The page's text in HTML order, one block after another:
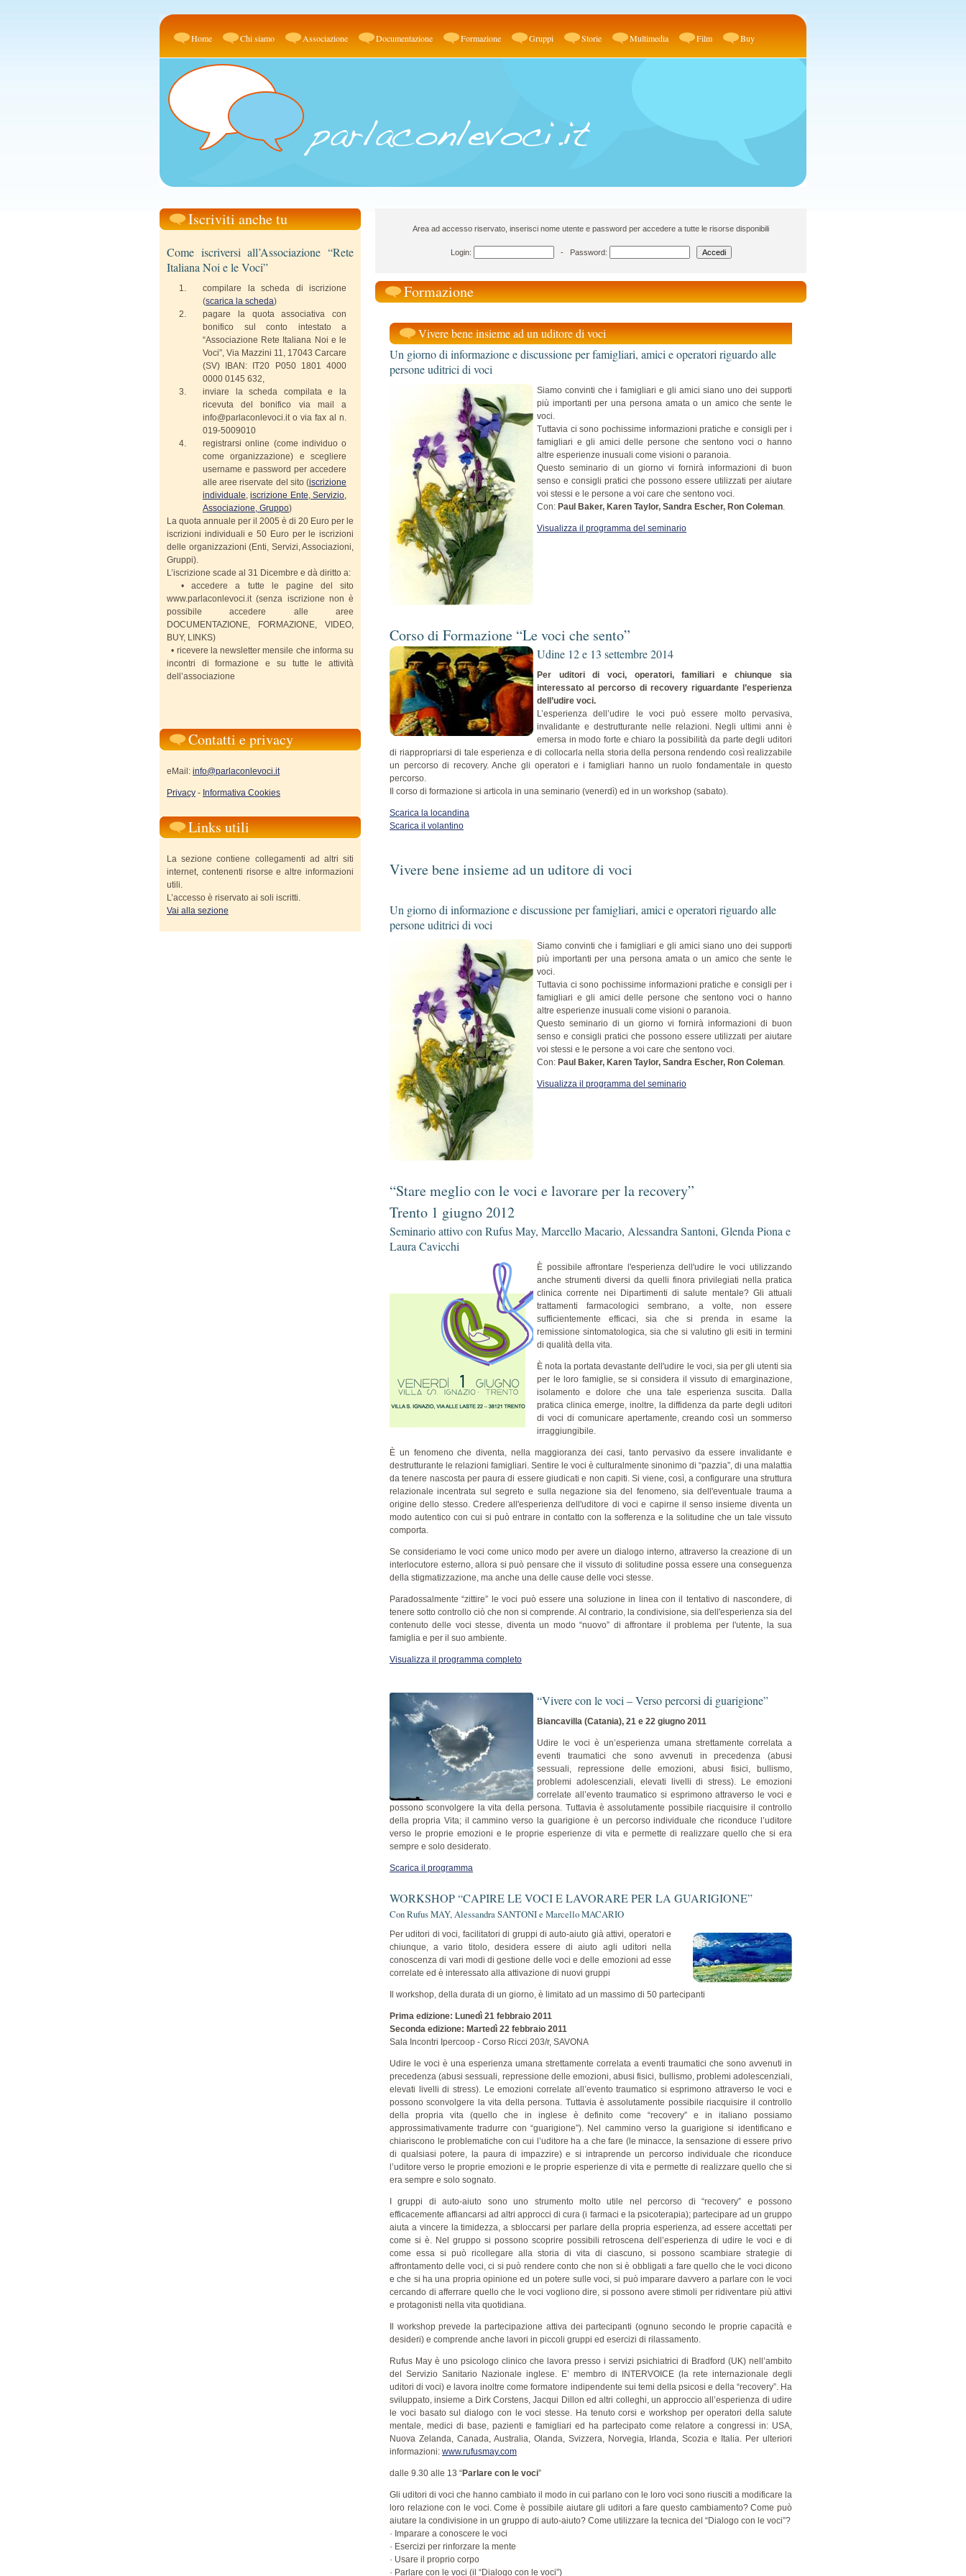
Home Chi siamo Associazione Documentazione Formazione Gruppi Storie Multimedia Film Buy
Area ad accesso riservato, inserisci nome utente e password per accedere a tutte le risorse disponibili
Login: - Password:
Formazione
Vivere bene insieme ad un uditore di voci
Un giorno di informazione e discussione per famigliari, amici e operatori riguardo alle
persone uditrici di voci
Siamo convinti che i famigliari e gli amici siano uno dei supporti
più importanti per una persona amata o un amico che sente le
voci.
Tuttavia ci sono pochissime informazioni pratiche e consigli per i
famigliari e gli amici delle persone che sentono voci o hanno
altre esperienze inusuali come visioni o paranoia.
Questo seminario di un giorno vi fornirà informazioni di buon
senso e consigli pratici che possono essere utilizzati per aiutare
voi stessi e le persone a voi care che sentono voci.
Con: Paul Baker, Karen Taylor, Sandra Escher, Ron Coleman.
Visualizza il programma del seminario
Corso di Formazione “Le voci che sento”
Udine 12 e 13 settembre 2014
Per uditori di voci, operatori, familiari e chiunque sia
interessato al percorso di recovery riguardante l’esperienza
dell’udire voci.
L’esperienza dell’udire le voci può essere molto pervasiva,
invalidante e destrutturante nelle relazioni. Negli ultimi anni è
emersa in modo forte e chiaro la possibilità da parte degli uditori
di riappropriarsi di tale esperienza e di collocarla nella storia della persona rendendo così realizzabile
un percorso di recovery. Anche gli operatori e i famigliari hanno un ruolo fondamentale in questo
percorso.
Il corso di formazione si articola in una seminario (venerdì) ed in un workshop (sabato).
Scarica la locandina
Scarica il volantino
Vivere bene insieme ad un uditore di voci
Un giorno di informazione e discussione per famigliari, amici e operatori riguardo alle
persone uditrici di voci
Siamo convinti che i famigliari e gli amici siano uno dei supporti
più importanti per una persona amata o un amico che sente le
voci.
Tuttavia ci sono pochissime informazioni pratiche e consigli per i
famigliari e gli amici delle persone che sentono voci o hanno
altre esperienze inusuali come visioni o paranoia.
Questo seminario di un giorno vi fornirà informazioni di buon
senso e consigli pratici che possono essere utilizzati per aiutare
voi stessi e le persone a voi care che sentono voci.
Con: Paul Baker, Karen Taylor, Sandra Escher, Ron Coleman.
Visualizza il programma del seminario
“Stare meglio con le voci e lavorare per la recovery”
Trento 1 giugno 2012
Seminario attivo con Rufus May, Marcello Macario, Alessandra Santoni, Glenda Piona e
Laura Cavicchi
È possibile affrontare l'esperienza dell'udire le voci utilizzando
anche strumenti diversi da quelli finora privilegiati nella pratica
clinica corrente nei Dipartimenti di salute mentale? Gli attuali
trattamenti farmacologici sembrano, a volte, non essere
sufficientemente efficaci, sia che si prenda in esame la
remissione sintomatologica, sia che si valutino gli esiti in termini
di qualità della vita.
È nota la portata devastante dell'udire le voci, sia per gli utenti sia
per le loro famiglie, se si considera il vissuto di emarginazione,
isolamento e dolore che una tale esperienza suscita. Dalla
pratica clinica emerge, inoltre, la diffidenza da parte degli uditori
di voci di comunicare apertamente, creando così un sommerso
irraggiungibile.
È un fenomeno che diventa, nella maggioranza dei casi, tanto pervasivo da essere invalidante e
destrutturante le relazioni famigliari. Sentire le voci è culturalmente sinonimo di “pazzia”, di una malattia
da tenere nascosta per paura di essere giudicati e non capiti. Si viene, così, a configurare una struttura
relazionale incentrata sul segreto e sulla negazione sia del fenomeno, sia dell'eventuale trauma a
origine dello stesso. Credere all'esperienza dell'uditore di voci e capirne il senso insieme diventa un
modo autentico con cui si può entrare in contatto con la sofferenza e la solitudine che un tale vissuto
comporta.
Se consideriamo le voci come unico modo per avere un dialogo interno, attraverso la creazione di un
interlocutore esterno, allora si può pensare che il vissuto di solitudine possa essere una conseguenza
della stigmatizzazione, ma anche una delle cause delle voci stesse.
Paradossalmente “zittire” le voci può essere una soluzione in linea con il tentativo di nascondere, di
tenere sotto controllo ciò che non si comprende. Al contrario, la condivisione, sia dell'esperienza sia del
contenuto delle voci stesse, diventa un modo “nuovo” di affrontare il problema per l'utente, la sua
famiglia e per il suo ambiente.
Visualizza il programma completo
“Vivere con le voci – Verso percorsi di guarigione”
Biancavilla (Catania), 21 e 22 giugno 2011
Udire le voci è un’esperienza umana strettamente correlata a
eventi traumatici che sono avvenuti in precedenza (abusi
sessuali, repressione delle emozioni, abusi fisici, bullismo,
problemi adolescenziali, elevati livelli di stress). Le emozioni
correlate all’evento traumatico si esprimono attraverso le voci e
possono sconvolgere la vita della persona. Tuttavia è assolutamente possibile riacquisire il controllo
della propria Vita; il cammino verso la guarigione è un percorso individuale che riconduce l’uditore
verso le proprie emozioni e le proprie esperienze di vita e permette di realizzare quello che si era
sempre e solo desiderato.
Scarica il programma
WORKSHOP “CAPIRE LE VOCI E LAVORARE PER LA GUARIGIONE”
Con Rufus MAY, Alessandra SANTONI e Marcello MACARIO
Per uditori di voci, facilitatori di gruppi di auto-aiuto già attivi, operatori e
chiunque, a vario titolo, desidera essere di aiuto agli uditori nella
conoscenza di vari modi di gestione delle voci e delle emozioni ad esse
correlate ed è interessato alla attivazione di nuovi gruppi
Il workshop, della durata di un giorno, è limitato ad un massimo di 50 partecipanti
Prima edizione: Lunedì 21 febbraio 2011
Seconda edizione: Martedì 22 febbraio 2011
Sala Incontri Ipercoop - Corso Ricci 203/r, SAVONA
Udire le voci è una esperienza umana strettamente correlata a eventi traumatici che sono avvenuti in
precedenza (abusi sessuali, repressione delle emozioni, abusi fisici, bullismo, problemi adolescenziali,
elevati livelli di stress). Le emozioni correlate all’evento traumatico si esprimono attraverso le voci e
possono sconvolgere la vita della persona. Tuttavia è assolutamente possibile riacquisire il controllo
della propria vita (quello che in inglese è definito come “recovery” e in italiano possiamo
approssimativamente tradurre con “guarigione”). Nel cammino verso la guarigione si identificano e
chiariscono le problematiche con cui l’uditore ha a che fare (le minacce, la sensazione di essere privo
di qualsiasi potere, la paura di impazzire) e si intraprende un percorso individuale che riconduce
l’uditore verso le proprie emozioni e le proprie esperienze di vita e permette di realizzare quello che si
era sempre e solo sognato.
I gruppi di auto-aiuto sono uno strumento molto utile nel percorso di “recovery” e possono
efficacemente affiancarsi ad altri approcci di cura (i farmaci e la psicoterapia); partecipare ad un gruppo
aiuta a vincere la timidezza, a sbloccarsi per parlare della propria esperienza, ad essere accettati per
come si è. Nel gruppo si possono scoprire possibili retroscena dell’esperienza di udire le voci e di
come essa si può ricollegare alla storia di vita di ciascuno, si possono scambiare strategie di
affrontamento delle voci, ci si può rendere conto che non si è obbligati a fare quello che le voci dicono
e che si ha una propria opinione ed un potere sulle voci, si può imparare davvero a parlare con le voci
cercando di afferrare quello che le voci vogliono dire, si possono avere stimoli per ridiventare più attivi
e protagonisti nella vita quotidiana.
Il workshop prevede la partecipazione attiva dei partecipanti (ognuno secondo le proprie capacità e
desideri) e comprende anche lavori in piccoli gruppi ed esercizi di rilassamento.
Rufus May è uno psicologo clinico che lavora presso i servizi psichiatrici di Bradford (UK) nell’ambito
del Servizio Sanitario Nazionale inglese. E’ membro di INTERVOICE (la rete internazionale degli
uditori di voci) e lavora inoltre come formatore indipendente sui temi della psicosi e della “recovery”. Ha
sviluppato, insieme a Dirk Corstens, Jacqui Dillon ed altri colleghi, un approccio all’esperienza di udire
le voci basato sul dialogo con le voci stesse. Ha tenuto corsi e workshop per operatori della salute
mentale, medici di base, pazienti e famigliari ed ha partecipato come relatore a congressi in: USA,
Nuova Zelanda, Canada, Australia, Olanda, Svizzera, Norvegia, Irlanda, Scozia e Italia. Per ulteriori
informazioni: www.rufusmay.com
dalle 9.30 alle 13 “Parlare con le voci”
Gli uditori di voci che hanno cambiato il modo in cui parlano con le loro voci sono riusciti a modificare la
loro relazione con le voci. Come è possibile aiutare gli uditori a fare questo cambiamento? Come può
aiutare la condivisione in un gruppo di auto-aiuto? Come utilizzare la tecnica del “Dialogo con le voci”?
· Imparare a conoscere le voci
· Esercizi per rinforzare la mente
· Usare il proprio corpo
· Parlare con le voci (il “Dialogo con le voci”)
Iscriviti anche tu
Come iscriversi all’Associazione “Rete
Italiana Noi e le Voci”
compilare la scheda di iscrizione
(scarica la scheda)
pagare la quota associativa con
bonifico sul conto intestato a
“Associazione Rete Italiana Noi e le
Voci”, Via Mazzini 11, 17043 Carcare
(SV) IBAN: IT20 P050 1801 4000
0000 0145 632,
inviare la scheda compilata e la
ricevuta del bonifico via mail a
info@parlaconlevoci.it o via fax al n.
019-5009010
registrarsi online (come individuo o
come organizzazione) e scegliere
username e password per accedere
alle aree riservate del sito (iscrizione
individuale,iscrizione Ente, Servizio,
Associazione, Gruppo)
La quota annuale per il 2005 è di 20 Euro per le
iscrizioni individuali e 50 Euro per le iscrizioni
delle organizzazioni (Enti, Servizi, Associazioni,
Gruppi).
L’iscrizione scade al 31 Dicembre e dà diritto a:
• accedere a tutte le pagine del sito
www.parlaconlevoci.it (senza iscrizione non è
possibile accedere alle aree
DOCUMENTAZIONE, FORMAZIONE, VIDEO,
BUY, LINKS)
• ricevere la newsletter mensile che informa su
incontri di formazione e su tutte le attività
dell’associazione
Contatti e privacy
eMail: info@parlaconlevoci.it
Privacy - Informativa Cookies
Links utili
La sezione contiene collegamenti ad altri siti
internet, contenenti risorse e altre informazioni
utili.
L’accesso è riservato ai soli iscritti.
Vai alla sezione